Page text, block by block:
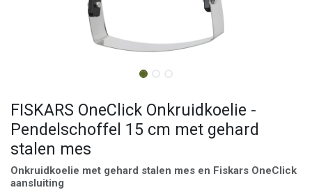
FISKARS OneClick Onkruidkoelie -
Pendelschoffel 15 cm met gehard
stalen mes
Onkruidkoelie met gehard stalen mes en Fiskars OneClick
aansluiting